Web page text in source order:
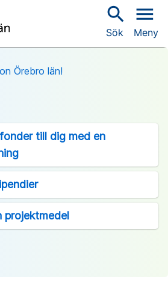
search
Sök
menu
Meny
Örebro län!
till dig med en
projektmedel